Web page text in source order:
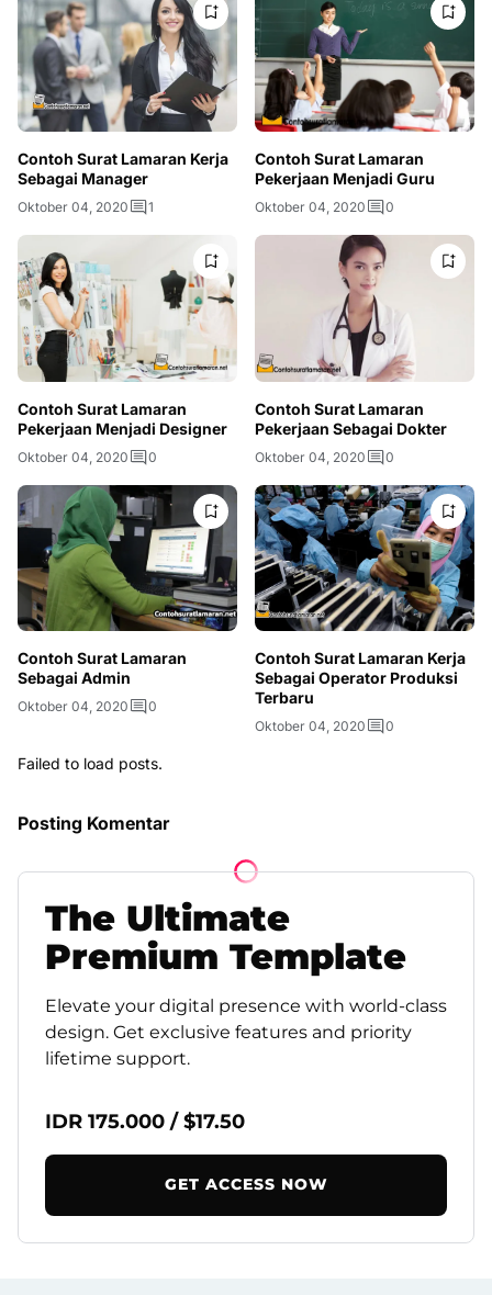
Contoh Surat Lamaran Kerja
Sebagai Manager
Oktober 04, 2020 1
Contoh Surat Lamaran
Pekerjaan Menjadi Guru
Oktober 04, 2020 0
Contoh Surat Lamaran
Pekerjaan Menjadi Designer
Oktober 04, 2020 0
Contoh Surat Lamaran
Pekerjaan Sebagai Dokter
Oktober 04, 2020 0
Contoh Surat Lamaran
Sebagai Admin
Oktober 04, 2020 0
Contoh Surat Lamaran Kerja
Sebagai Operator Produksi
Terbaru
Oktober 04, 2020 0
Failed to load posts.
Posting Komentar
The Ultimate
Premium Template
Elevate your digital presence with world-class
design. Get exclusive features and priority
lifetime support.
IDR 175.000 / $17.50
GET ACCESS NOW